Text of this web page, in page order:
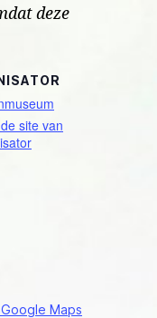
Maps
site van
deze